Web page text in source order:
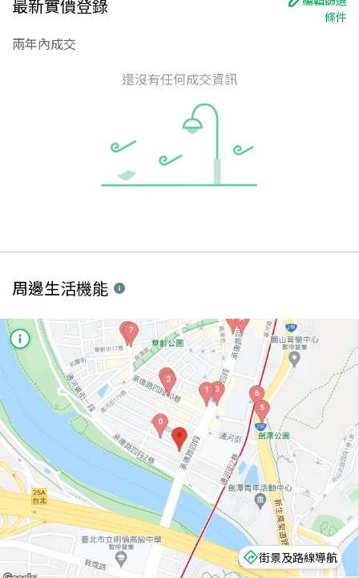
最新實價登錄
條件
兩年內成交
還沒有任何成交資訊
周邊生活機能
街景及路線導航